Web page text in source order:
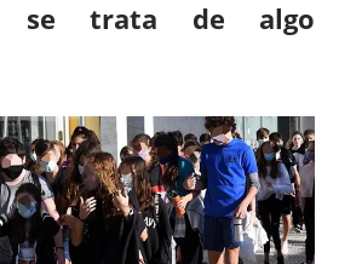
se trata de algo